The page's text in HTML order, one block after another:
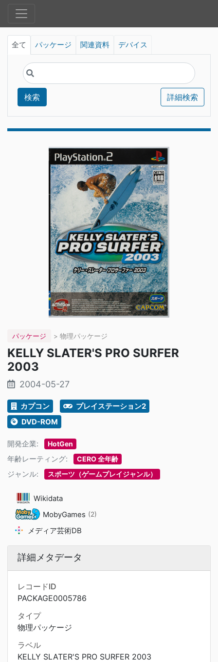
全て パッケージ 関連資料 デバイス
検索 詳細検索
パッケージ > 物理パッケージ
KELLY SLATER'S PRO SURFER
2003
2004-05-27
カプコン
プレイステーション2
DVD-ROM
開発企業: HotGen
年齢レーティング: CERO 全年齢
ジャンル: スポーツ（ゲームプレイジャンル）
Wikidata
MobyGames (2)
メディア芸術DB
詳細メタデータ
レコードID
PACKAGE0005786
タイプ
物理パッケージ
ラベル
KELLY SLATER'S PRO SURFER 2003